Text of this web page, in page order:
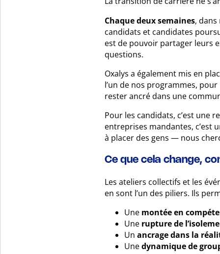
Chaque deux semaines, dans
candidats et candidates
est de pouvoir partager leurs
questions.
Oxalys a également mis en
l’un de nos programmes,
rester ancré dans une
Pour les candidats, c’est une
entreprises mandantes, c’est
à placer des gens — nous
Ce que cela change,
Les ateliers collectifs et les
en sont l’un des piliers. Ils
Une montée en
Une rupture de
Un ancrage dans la
Unedynamique de